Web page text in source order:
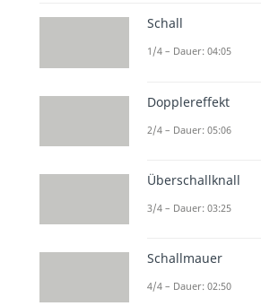
Schall
1/4 – Dauer: 04:05
Dopplereffekt
2/4 – Dauer: 05:06
Überschallknall
3/4 – Dauer: 03:25
Schallmauer
4/4 – Dauer: 02:50